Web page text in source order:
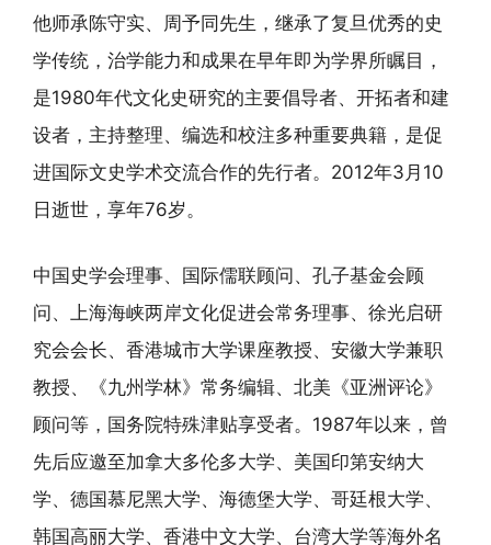
他师承陈守实、周予同先生，继承了复旦优秀的史
学传统，治学能力和成果在早年即为学界所瞩目，
是1980年代文化史研究的主要倡导者、开拓者和建
设者，主持整理、编选和校注多种重要典籍，是促
进国际文史学术交流合作的先行者。2012年3月10
日逝世，享年76岁。
中国史学会理事、国际儒联顾问、孔子基金会顾
问、上海海峡两岸文化促进会常务理事、徐光启研
究会会长、香港城市大学课座教授、安徽大学兼职
教授、《九州学林》常务编辑、北美《亚洲评论》
顾问等，国务院特殊津贴享受者。1987年以来，曾
先后应邀至加拿大多伦多大学、美国印第安纳大
学、德国慕尼黑大学、海德堡大学、哥廷根大学、
韩国高丽大学、香港中文大学、台湾大学等海外名